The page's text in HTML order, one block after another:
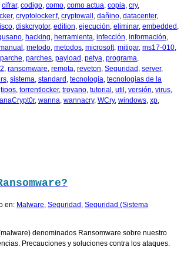
cifrar, codigo, como, como actua, copia, cry,
, cryptolocker.f, cryptowall , dañino, datacenter,
, diskcryptor, edition, ejecución, eliminar, embedded ,
, hacking, herramienta, infección, información,
, metodo, metodos, microsoft, mitigar, ms17-010,
parche, parches, payload , petya, programa,
, ransomware, remota, reveton, Seguridad , server,
, sistema, standard , tecnologia, tecnologias de la
tipos, torrentlocker, troyano, tutorial , util , versión, virus,
, wanna, wannacry, WCry, windows, xp,
en: Malware, Seguridad , Seguridad (Sistema
denominados Ransomware sobre nuestro
Precauciones y soluciones contra los ataques.